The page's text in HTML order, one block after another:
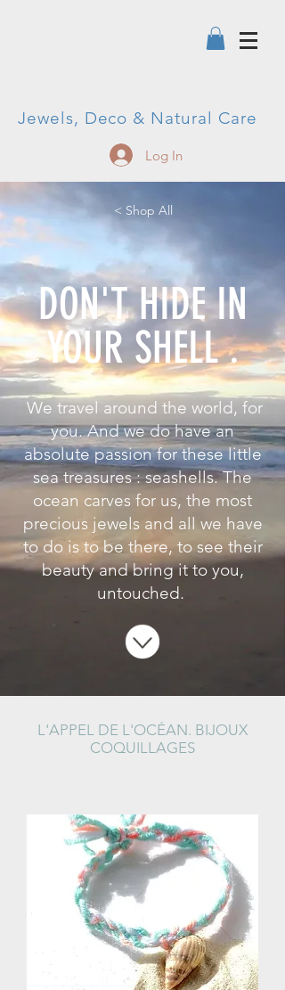
Jewels, Deco & Natural Care
Log In
< Shop All
DON'T HIDE IN
YOUR SHELL .
We travel around the world, for
you. And we do have an
absolute passion for these little
sea treasures : seashells. The
ocean carves for us, the most
precious jewels and all we have
to do is to be there, to see their
beauty and bring it to you,
untouched.
L'APPEL DE L'OCÉAN. BIJOUX
COQUILLAGES